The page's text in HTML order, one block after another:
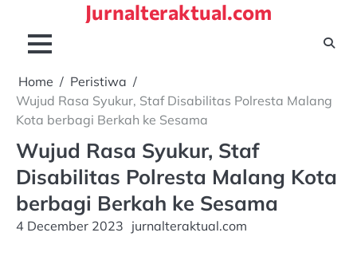
content
Jurnalteraktual.com
Home
Peristiwa
Wujud Rasa Syukur, Staf Disabilitas Polresta Malang
Kota berbagi Berkah ke Sesama
Wujud Rasa Syukur, Staf
Disabilitas Polresta Malang Kota
berbagi Berkah ke Sesama
4 December 2023 jurnalteraktual.com